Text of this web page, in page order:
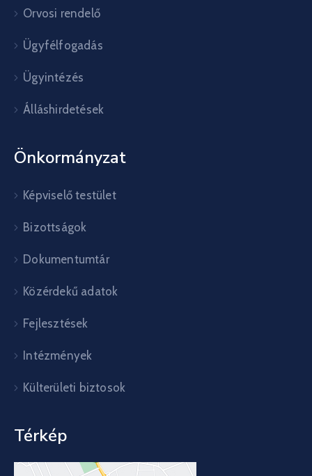
Orvosi rendelő
Ügyfélfogadás
Ügyintézés
Álláshirdetések
Önkormányzat
Képviselő testület
Bizottságok
Dokumentumtár
Közérdekű adatok
Fejlesztések
Intézmények
Külterületi biztosok
Térkép